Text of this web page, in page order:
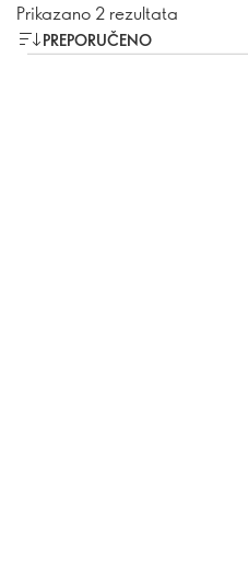
Prikazano 2 rezultata
PREPORUČENO